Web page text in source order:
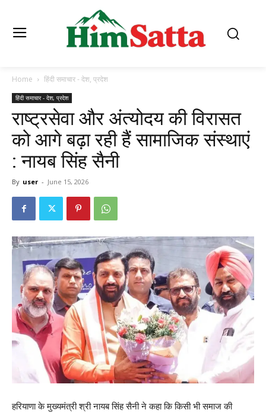
Home हिंदी समाचार - देश, प्रदेश
हिंदी समाचार - देश, प्रदेश
राष्ट्रसेवा और अंत्योदय की विरासत
को आगे बढ़ा रही हैं सामाजिक संस्थाएं
: नायब सिंह सैनी
By user - June 15, 2026
हरियाणा के मुख्यमंत्री श्री नायब सिंह सैनी ने कहा कि किसी भी समाज की